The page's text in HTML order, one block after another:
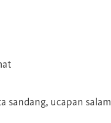
sandang, ucapan salam